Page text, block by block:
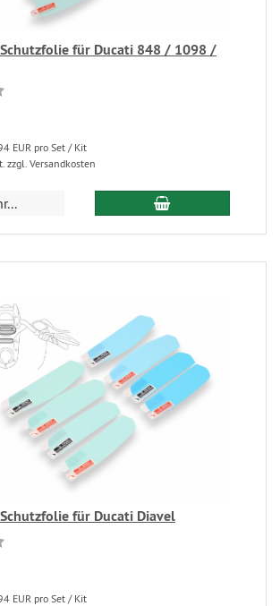
für Ducati 848 / 1098 /
EUR pro Set / Kit
zzgl. Versandkosten
für Ducati Diavel
EUR pro Set / Kit